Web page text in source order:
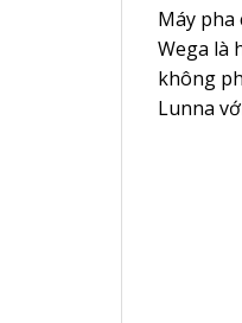
Máy pha
Wega là
không
Lunna